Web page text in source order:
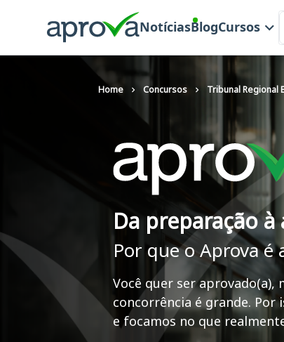
NotíciasBlogCursos
Home Concursos Tribunal Regional
Da preparação à
Por que o Aprova é
Você quer ser aprovado(a),
concorrência é grande.
e focamos no que